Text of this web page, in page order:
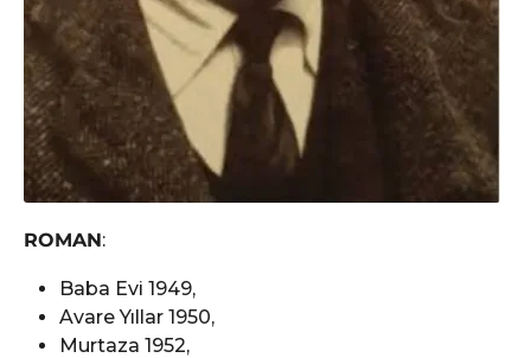
ROMAN:
Baba Evi 1949,
Avare Yıllar 1950,
Murtaza 1952,